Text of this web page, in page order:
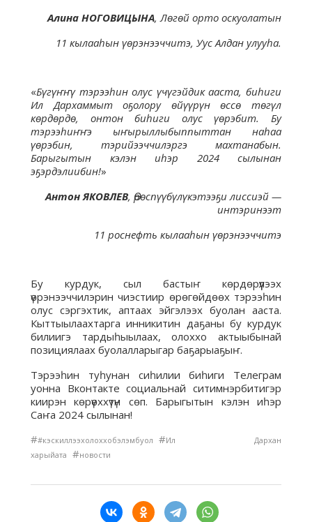
Алина НОГОВИЦЫНА, Лөгөй орто оскуолатын
11 кылааһын үөрэнээччитэ, Уус Алдан улууһа.
«Бүгүҥҥү тэрээһин олус үчүгэйдик ааста, биһиги
Ил Дархаммыт оҕолору өйүүрүн өссө төгүл
көрдөрдө, онтон биһиги олус үөрэбит. Бу
тэрээһиҥҥэ ыҥырыллыбыппыттан наһаа
үөрэбин, тэрийээччилэргэ махтанабын.
Барыгытын кэлэн иһэр 2024 сылынан
эҕэрдэлиибин!»
Антон ЯКОВЛЕВ, Өрөспүүбүлүкэтээҕи лиссиэй —
интэринээт
11 роснефть кылааһын үөрэнээччитэ
Бу курдук, сыл бастыҥ көрдөрүүлээх
үөрэнээччилэрин чиэстиир өрөгөйдөөх тэрээһин
олус сэргэхтик, аптаах эйгэлээх буолан ааста.
Кыттыылаахтарга инникитин даҕаны бу курдук
билиигэ тардыһыылаах, олоххо актыыбынай
позициялаах буолалларыгар баҕарыаҕыҥ.
Тэрээһин туһунан сиһилии биһиги Телеграм
уонна Вконтакте социальнай ситимнэрбитигэр
киирэн көрүөххүтүн сөп. Барыгытын кэлэн иһэр
Саҥа 2024 сылынан!
##кэскиллээхолоххобэлэмбуол #Ил Дархан
харыйата #новости